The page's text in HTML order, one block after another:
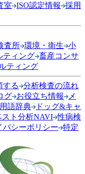
室 ISO認定情報
採用
査所 環境・衛生 小
ティング
畜産コンサ
ティング
する
分析検査の流れ
グ お役立ち情報
メ
用語辞典
ドッグ&キャ
スト分析NAVI 性病検
バシーポリシー 特定